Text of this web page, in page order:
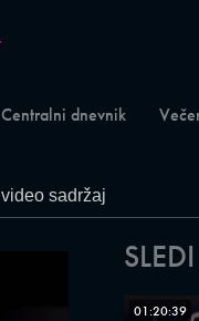
Centralni dnevnik
SLEDI
01:20:39